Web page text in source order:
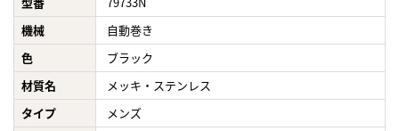
機械
自動巻き
色
ブラック
材質名
メッキ・ステンレス
タイプ
メンズ